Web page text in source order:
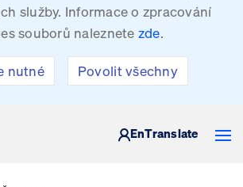
služby. Informace o zpracování
souborů naleznete zde.
nutné Povolit všechny
SPRÁVA ČESKÉ REPUBLIKY
EnTranslate